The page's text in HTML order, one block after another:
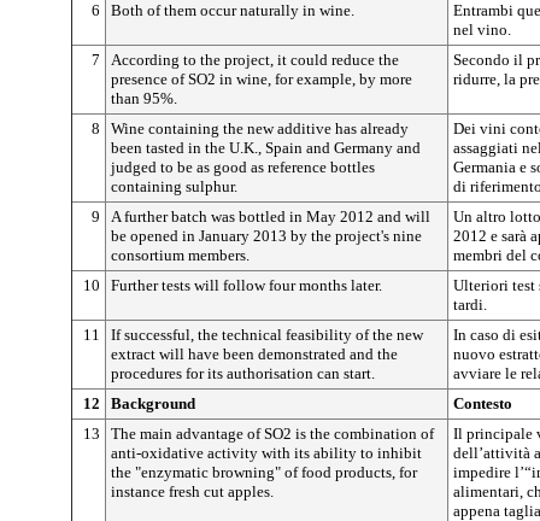
6
Both of them occur naturally in wine.
Entrambi
nel vino.
7
According to the project, it could reduce the
presence of SO2 in wine, for example, by more
than 95%.
Secondo il
ridurre, la
8
Wine containing the new additive has already
been tasted in the U.K., Spain and Germany and
judged to be as good as reference bottles
containing sulphur.
Dei vini
assaggiati
Germania e
di
9
A further batch was bottled in May 2012 and will
be opened in January 2013 by the project's nine
consortium members.
Un altro
2012 e sarà
membri del
10
Further tests will follow four months later.
Ulteriori test
tardi.
11
If successful, the technical feasibility of the new
extract will have been demonstrated and the
procedures for its authorisation can start.
In caso di
nuovo
avviare le
12
Background
Contesto
13
The main advantage of SO2 is the combination of
anti-oxidative activity with its ability to inhibit
the "enzymatic browning" of food products, for
instance fresh cut apples.
Il principale
dell’attività
impedire
alimentari,
appena